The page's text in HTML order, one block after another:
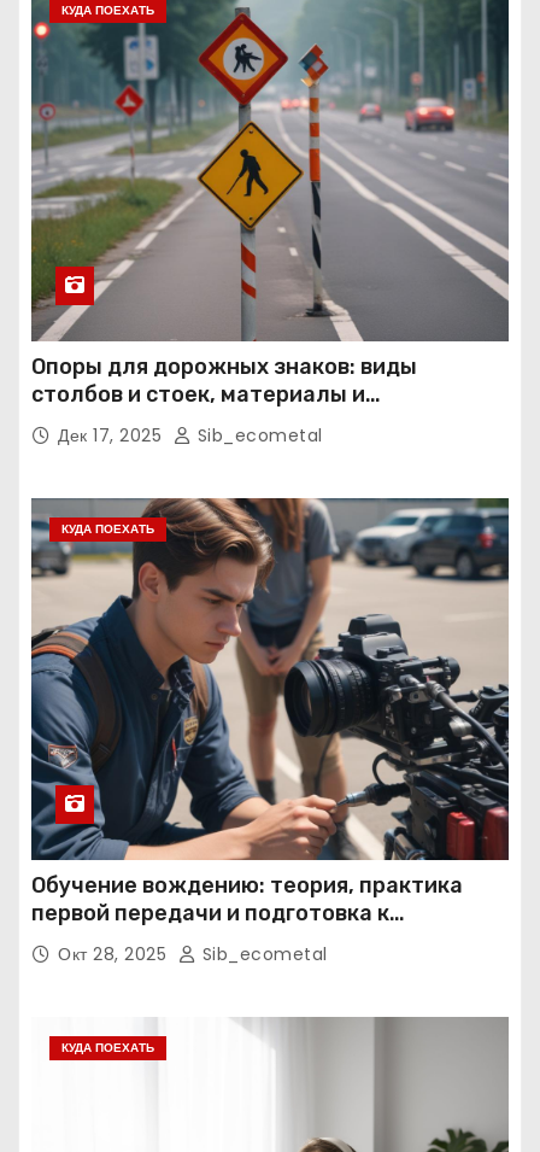
КУДА ПОЕХАТЬ
Опоры для дорожных знаков: виды
столбов и стоек, материалы и
нормативные требования
Дек 17, 2025 Sib_ecometal
КУДА ПОЕХАТЬ
Обучение вождению: теория, практика
первой передачи и подготовка к
экзаменам
Окт 28, 2025 Sib_ecometal
КУДА ПОЕХАТЬ